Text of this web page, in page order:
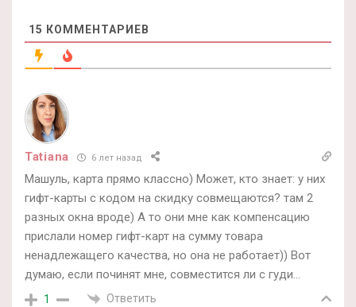
15 КОММЕНТАРИЕВ
Tatiana 6 лет назад
Машуль, карта прямо классно) Может, кто знает: у них
гифт-карты с кодом на скидку совмещаются? там 2
разных окна вроде) А то они мне как компенсацию
прислали номер гифт-карт на сумму товара
ненадлежащего качества, но она не работает)) Вот
думаю, если починят мне, совместится ли с гуди…
1 Ответить